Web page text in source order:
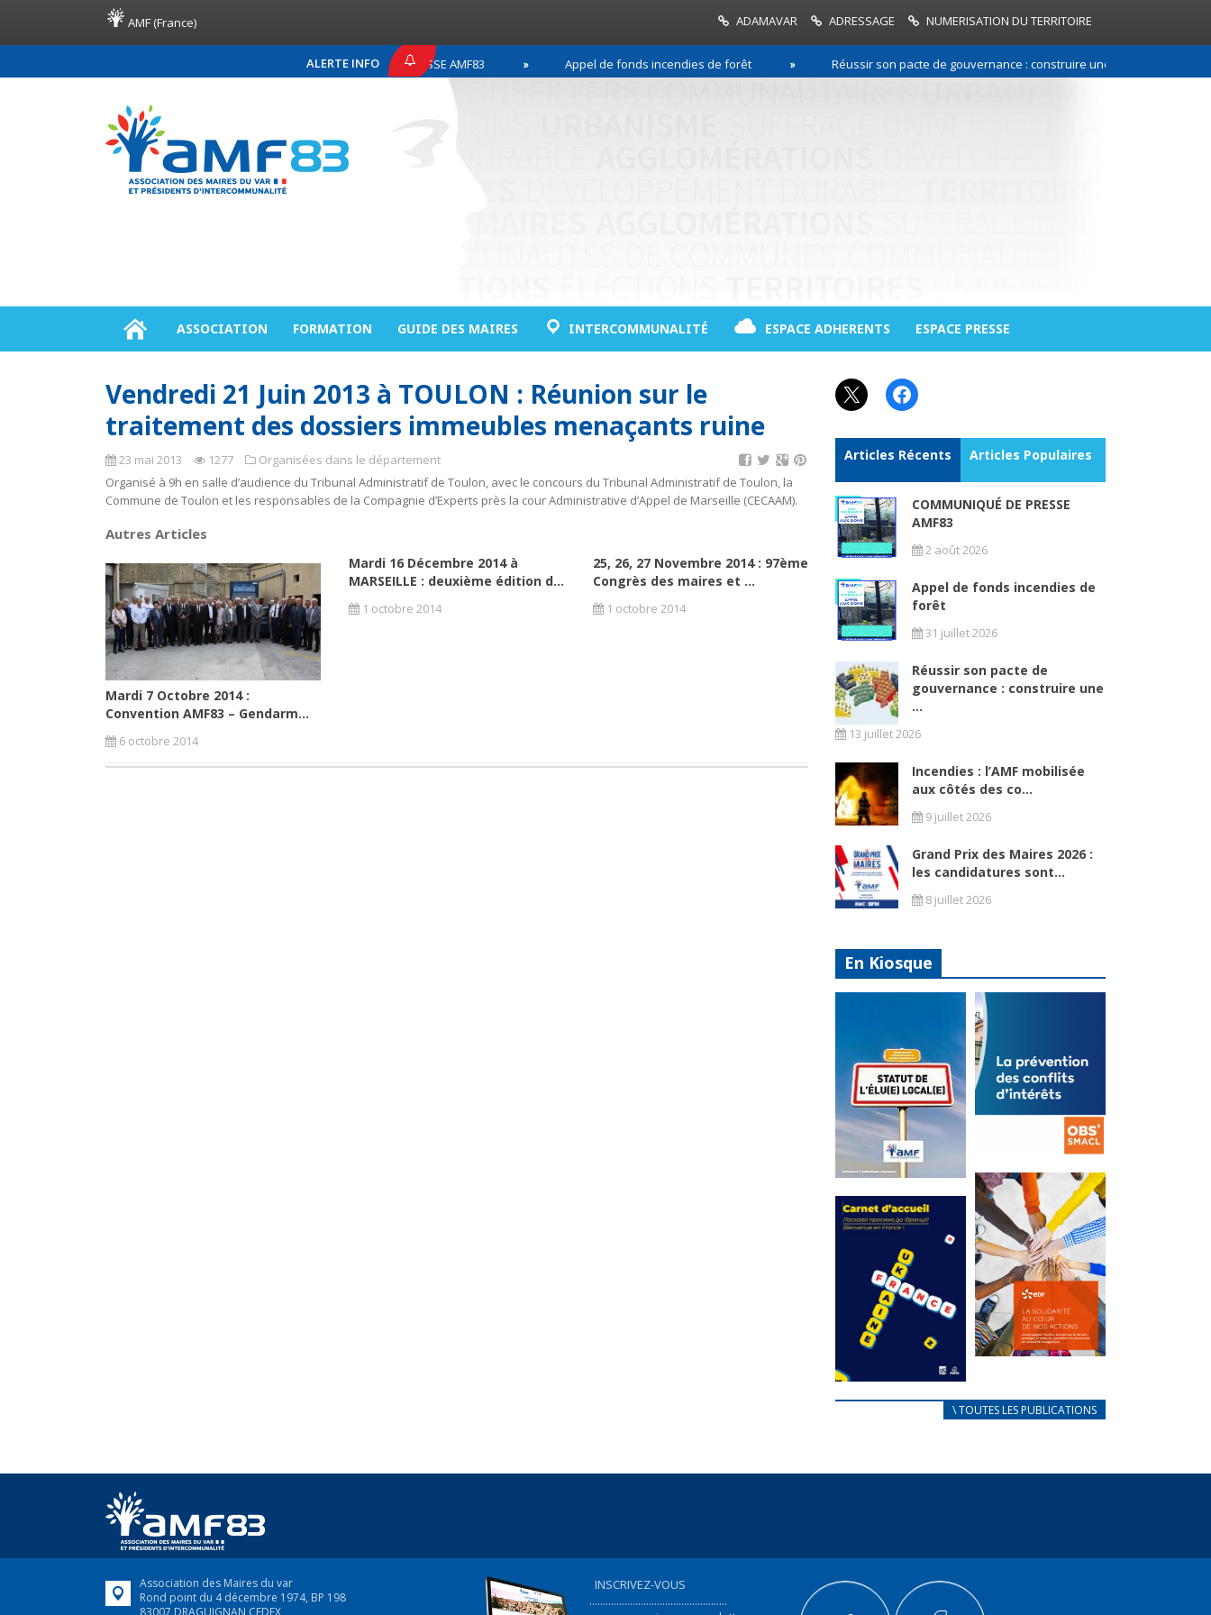
AMF (France) ADAMAVAR ADRESSAGE NUMERISATION DU TERRITOIRE
ALERTE INFO
COMMUNIQUÉ DE PRESSE AMF83 Appel de fonds incendies de forêt Réussir son pacte de gouvernance : construire une relation de
ASSOCIATION FORMATION GUIDE DES MAIRES INTERCOMMUNALITÉ ESPACE ADHERENTS ESPACE PRESSE
Vendredi 21 Juin 2013 à TOULON : Réunion sur le
traitement des dossiers immeubles menaçants ruine
23 mai 2013 1277
Organisées dans le département
Organisé à 9h en salle d’audience du Tribunal Administratif de Toulon, avec le concours du Tribunal Administratif de Toulon, la
Commune de Toulon et les responsables de la Compagnie d’Experts près la cour Administrative d’Appel de Marseille (CECAAM).
Autres Articles
Mardi 7 Octobre 2014 :
Convention AMF83 – Gendarm...
6 octobre 2014
Mardi 16 Décembre 2014 à
MARSEILLE : deuxième édition d...
1 octobre 2014
25, 26, 27 Novembre 2014 : 97ème
Congrès des maires et ...
1 octobre 2014
X Facebook
Articles Récents Articles Populaires
COMMUNIQUÉ DE PRESSE
AMF83
2 août 2026
Appel de fonds incendies de
forêt
31 juillet 2026
Réussir son pacte de
gouvernance : construire une
...
13 juillet 2026
Incendies : l’AMF mobilisée
aux côtés des co...
9 juillet 2026
Grand Prix des Maires 2026 :
les candidatures sont...
8 juillet 2026
En Kiosque
Statut de
l’élu local
Mise à jour avril
2024
FEUILLETER
La
prévention
des conflits
d’intérêts
18 septembre 2023
FEUILLETER
au coeur de
nos actions
en France,...
FEUILLETER
\ TOUTES LES PUBLICATIONS
Association des Maires du var
Rond point du 4 décembre 1974, BP 198
83007 DRAGUIGNAN CEDEX
INSCRIVEZ-VOUS
...................................................